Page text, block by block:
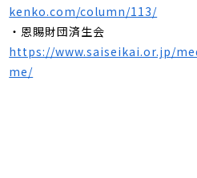
kenko.com/column/113/
・恩賜財団済生会
https://www.saiseikai.or.jp/
me/